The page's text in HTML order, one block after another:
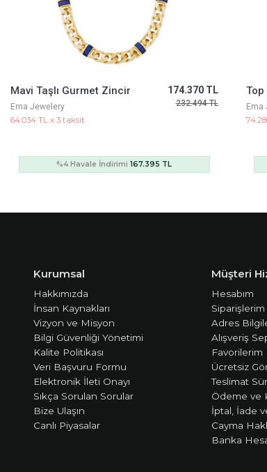
Top Zincirli U Form Kolye
Ema Jewelery
74.280 TL x 3 taksit
202.270 TL
269.693 TL
%4 Havale İndirimi194.179 TL
Ema
Kurumsal
Hakkımızda
İnsan Kaynakları
Vizyon ve Misyon
Bilgi Güvenliği Yönetimi
Kalite Politikası
Veri Başvuru Formu
Elektronik İleti Onayı
Sıkça Sorulan Sorular
Bize Ulaşın
Canlı Piyasalar
Müşteri
Hesabım
Siparişlerim
Adres
Alışveriş
Favorilerim
Ücretsiz
Teslimat
Ödeme ve
İptal, İade
Cayma
Banka